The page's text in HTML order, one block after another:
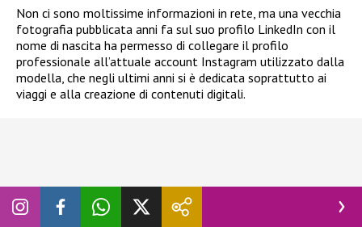
Non ci sono moltissime informazioni in rete, ma una vecchia
fotografia pubblicata anni fa sul suo profilo LinkedIn con il
nome di nascita ha permesso di collegare il profilo
professionale all’attuale account Instagram utilizzato dalla
modella, che negli ultimi anni si è dedicata soprattutto ai
viaggi e alla creazione di contenuti digitali.